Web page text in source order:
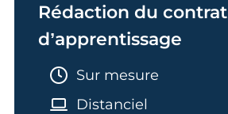
Rédaction du contrat
d’apprentissage
Durée :
Sur mesure
Distanciel